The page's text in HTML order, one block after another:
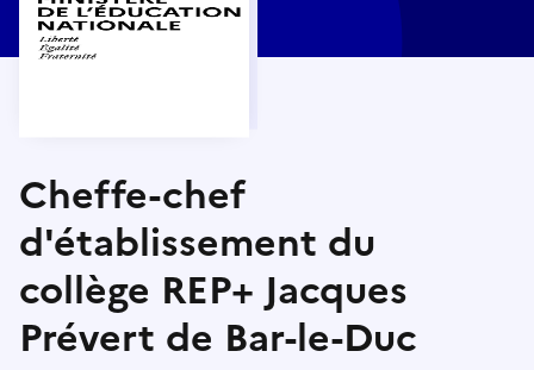
Cheffe-chef
d'établissement du
collège REP+ Jacques
Prévert de Bar-le-Duc